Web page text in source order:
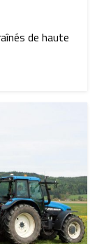
de haute